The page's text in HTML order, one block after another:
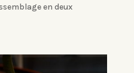
en deux